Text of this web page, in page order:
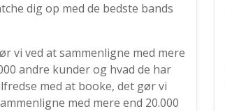
dig op med de bedste bands
vi ved at sammenligne med mere
andre kunder og hvad de har
med at booke, det gør vi
med mere end 20.000